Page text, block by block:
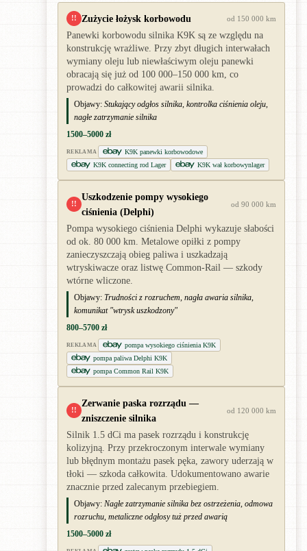
!! Zużycie łożysk korbowodu od 150 000 km
Panewki korbowodu silnika K9K są ze względu na
konstrukcję wrażliwe. Przy zbyt długich interwałach
wymiany oleju lub niewłaściwym oleju panewki
obracają się już od 100 000–150 000 km, co
prowadzi do całkowitej awarii silnika.
Objawy: Stukający odgłos silnika, kontrolka ciśnienia oleju,
nagłe zatrzymanie silnika
1500–5000 zł
REKLAMA
K9K panewki korbowodowe
K9K connecting rod Lager
K9K wał korbowynlager
!!
Uszkodzenie pompy wysokiego
ciśnienia (Delphi)
od 90 000 km
Pompa wysokiego ciśnienia Delphi wykazuje słabości
od ok. 80 000 km. Metalowe opiłki z pompy
zanieczyszczają obieg paliwa i uszkadzają
wtryskiwacze oraz listwę Common-Rail — szkody
wtórne wliczone.
Objawy: Trudności z rozruchem, nagła awaria silnika,
komunikat "wtrysk uszkodzony"
800–5700 zł
REKLAMA
pompa wysokiego ciśnienia K9K
pompa paliwa Delphi K9K
pompa Common Rail K9K
!!
Zerwanie paska rozrządu —
zniszczenie silnika
od 120 000 km
Silnik 1.5 dCi ma pasek rozrządu i konstrukcję
kolizyjną. Przy przekroczonym interwale wymiany
lub błędnym montażu pasek pęka, zawory uderzają w
tłoki — szkoda całkowita. Udokumentowano awarie
znacznie przed zalecanym przebiegiem.
Objawy: Nagłe zatrzymanie silnika bez ostrzeżenia, odmowa
rozruchu, metaliczne odgłosy tuż przed awarią
1500–5000 zł